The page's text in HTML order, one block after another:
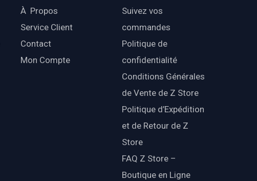
À Propos
Service Client
Contact
Mon Compte
Suivez vos
commandes
Politique de
confidentialité
Conditions Générales
de Vente de Z Store
Politique d’Expédition
et de Retour de Z
Store
FAQ Z Store –
Boutique en Ligne